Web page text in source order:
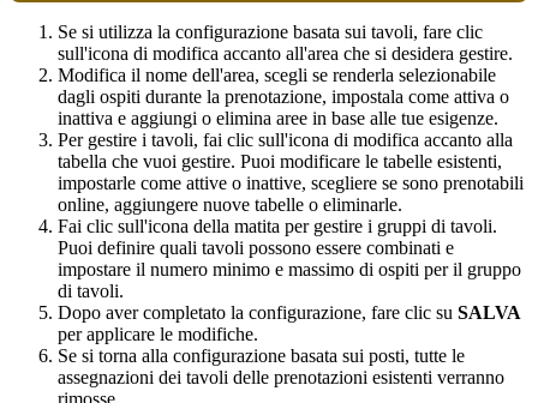
Se si utilizza la configurazione basata sui tavoli, fare clic
sull'icona di modifica accanto all'area che si desidera gestire.
Modifica il nome dell'area, scegli se renderla selezionabile
dagli ospiti durante la prenotazione, impostala come attiva o
inattiva e aggiungi o elimina aree in base alle tue esigenze.
Per gestire i tavoli, fai clic sull'icona di modifica accanto alla
tabella che vuoi gestire. Puoi modificare le tabelle esistenti,
impostarle come attive o inattive, scegliere se sono prenotabili
online, aggiungere nuove tabelle o eliminarle.
Fai clic sull'icona della matita per gestire i gruppi di tavoli.
Puoi definire quali tavoli possono essere combinati e
impostare il numero minimo e massimo di ospiti per il gruppo
di tavoli.
Dopo aver completato la configurazione, fare clic su SALVA
per applicare le modifiche.
Se si torna alla configurazione basata sui posti, tutte le
assegnazioni dei tavoli delle prenotazioni esistenti verranno